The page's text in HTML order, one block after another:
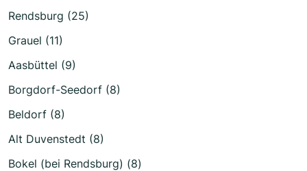
Rendsburg (25)
Grauel (11)
Aasbüttel (9)
Borgdorf-Seedorf (8)
Beldorf (8)
Alt Duvenstedt (8)
Bokel (bei Rendsburg) (8)